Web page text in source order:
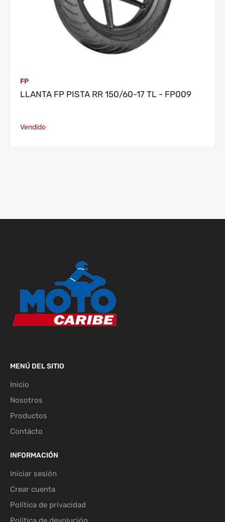
FP
LLANTA FP PISTA RR 150/60-17 TL - FP009
Vendido
MENÚ DEL SITIO
Inicio
Nosotros
Productos
Contácto
INFORMACIÓN
Iniciar sesión
Crear cuenta
Política de privacidad